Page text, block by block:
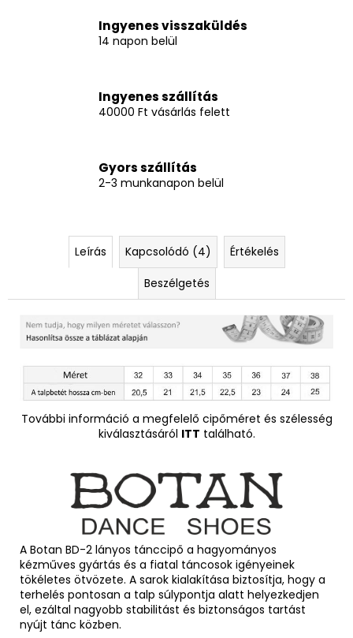
Ingyenes visszaküldés
14 napon belül
Ingyenes szállítás
40000 Ft vásárlás felett
Gyors szállítás
2-3 munkanapon belül
Leírás Kapcsolódó (4)
Értékelés
Beszélgetés
További információ a megfelelő cipőméret és szélesség
kiválasztásáról ITT található.
A Botan BD-2 lányos tánccipő a hagyományos
kézműves gyártás és a fiatal táncosok igényeinek
tökéletes ötvözete. A sarok kialakítása biztosítja, hogy a
terhelés pontosan a talp súlypontja alatt helyezkedjen
el, ezáltal nagyobb stabilitást és biztonságos tartást
nyújt tánc közben.